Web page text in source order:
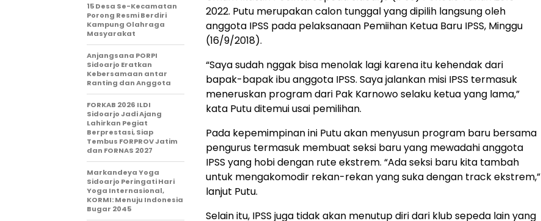
2022. Putu merupakan calon tunggal yang dipilih langsung oleh
anggota IPSS pada pelaksanaan Pemiihan Ketua Baru IPSS, Minggu
(16/9/2018).
“Saya sudah nggak bisa menolak lagi karena itu kehendak dari
bapak-bapak ibu anggota IPSS. Saya jalankan misi IPSS termasuk
meneruskan program dari Pak Karnowo selaku ketua yang lama,”
kata Putu ditemui usai pemilihan.
Pada kepemimpinan ini Putu akan menyusun program baru bersama
pengurus termasuk membuat seksi baru yang mewadahi anggota
IPSS yang hobi dengan rute ekstrem. “Ada seksi baru kita tambah
untuk mengakomodir rekan-rekan yang suka dengan track ekstrem,”
lanjut Putu.
Selain itu, IPSS juga tidak akan menutup diri dari klub sepeda lain yang
15 Desa Se-Kecamatan
Porong Resmi Berdiri
Kampung Olahraga
Masyarakat
Anjangsana PORPI
Sidoarjo Eratkan
Kebersamaan antar
Ranting dan Anggota
FORKAB 2026 ILDI
Sidoarjo Jadi Ajang
Lahirkan Pegiat
Berprestasi, Siap
Tembus FORPROV Jatim
dan FORNAS 2027
Markandeya Yoga
Sidoarjo Peringati Hari
Yoga Internasional,
KORMI: Menuju Indonesia
Bugar 2045